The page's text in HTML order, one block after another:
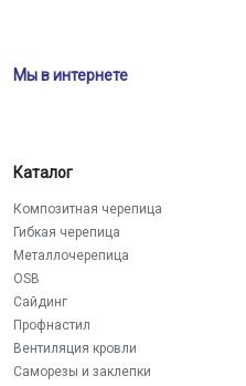
Мы в интернете
Каталог
Композитная черепица
Гибкая черепица
Металлочерепица
OSB
Сайдинг
Профнастил
Вентиляция кровли
Саморезы и заклепки